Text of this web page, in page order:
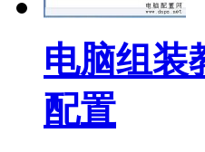
电脑组装
配置